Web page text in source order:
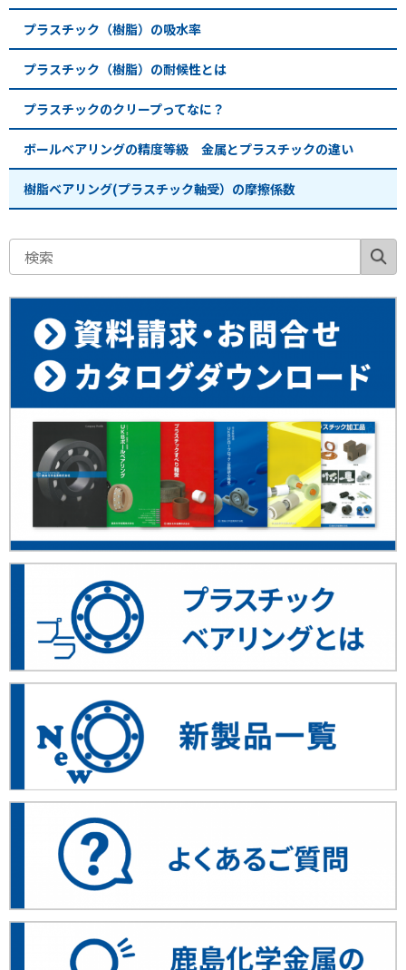
プラスチック（樹脂）の吸水率
プラスチック（樹脂）の耐候性とは
プラスチックのクリープってなに？
ボールベアリングの精度等級 金属とプラスチックの違い
樹脂ベアリング(プラスチック軸受）の摩擦係数